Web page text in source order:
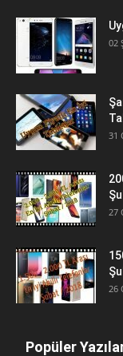
02
31
27
26
Popüler